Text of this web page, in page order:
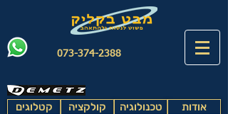
073-374-2388
קטלוגים קולקציה טכנולוגיה אודות